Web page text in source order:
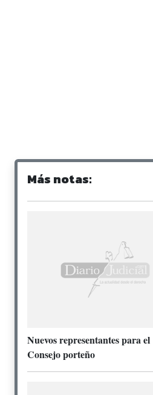
Más notas:
Nuevos representantes para el
Consejo porteño